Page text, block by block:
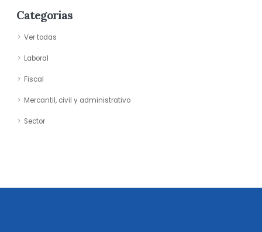
Categorias
Ver todas
Laboral
Fiscal
Mercantil, civil y administrativo
Sector